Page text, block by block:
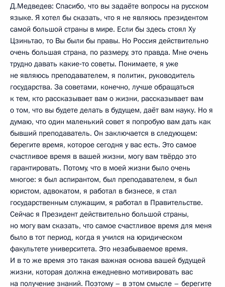
Д.Медведев: Спасибо, что вы задаёте вопросы на русском
языке. Я хотел бы сказать, что я не являюсь президентом
самой большой страны в мире. Если бы здесь стоял Ху
Цзиньтао, то Вы были бы правы. Но Россия действительно
очень большая страна, по размеру, это правда. Мне очень
трудно давать какие‑то советы. Понимаете, я уже
не являюсь преподавателем, я политик, руководитель
государства. За советами, конечно, лучше обращаться
к тем, кто рассказывает вам о жизни, рассказывает вам
о том, что вы будете делать в будущем, даёт вам науку. Но я
думаю, что один маленький совет я попробую вам дать как
бывший преподаватель. Он заключается в следующем:
берегите время, которое сегодня у вас есть. Это самое
счастливое время в вашей жизни, могу вам твёрдо это
гарантировать. Потому, что в моей жизни было очень
многое: я был аспирантом, был преподавателем, я был
юристом, адвокатом, я работал в бизнесе, я стал
государственным служащим, я работал в Правительстве.
Сейчас я Президент действительно большой страны,
но могу вам сказать, что самое счастливое время для меня
было в тот период, когда я учился на юридическом
факультете университета. Это незабываемое время.
И в то же время это такая важная основа вашей будущей
жизни, которая должна ежедневно мотивировать вас
на получение знаний. Поэтому – в этом смысле – берегите